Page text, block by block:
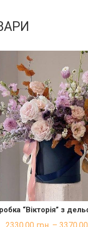
ШВИДКА
“Вікторія” з